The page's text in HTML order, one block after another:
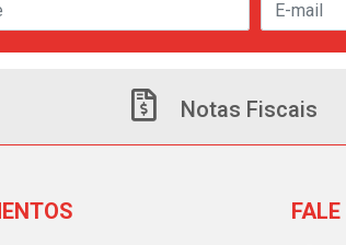
Notas Fiscais